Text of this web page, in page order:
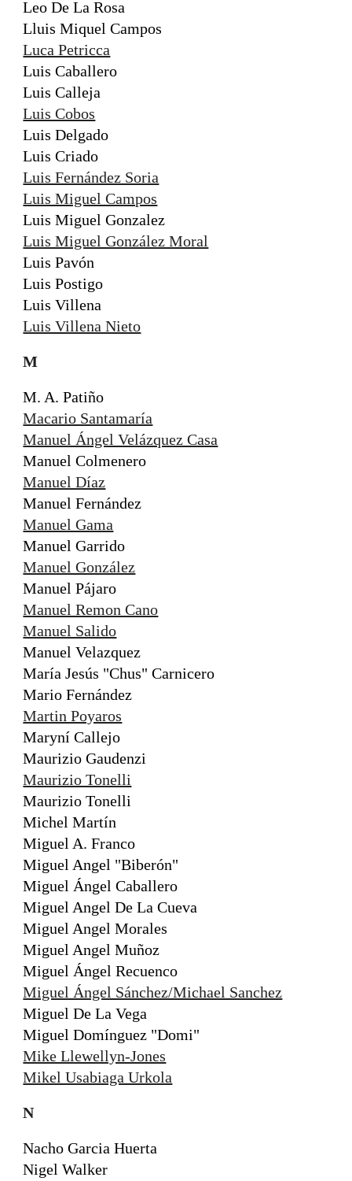
Leo De La Rosa
Lluis Miquel Campos
Luca Petricca
Luis Caballero
Luis Calleja
Luis Cobos
Luis Delgado
Luis Criado
Luis Fernández Soria
Luis Miguel Campos
Luis Miguel Gonzalez
Luis Miguel González Moral
Luis Pavón
Luis Postigo
Luis Villena
Luis Villena Nieto
M
M. A. Patiño
Macario Santamaría
Manuel Ángel Velázquez Casa
Manuel Colmenero
Manuel Díaz
Manuel Fernández
Manuel Gama
Manuel Garrido
Manuel González
Manuel Pájaro
Manuel Remon Cano
Manuel Salido
Manuel Velazquez
María Jesús "Chus" Carnicero
Mario Fernández
Martin Poyaros
Maryní Callejo
Maurizio Gaudenzi
Maurizio Tonelli
Maurizio Tonelli
Michel Martín
Miguel A. Franco
Miguel Angel "Biberón"
Miguel Ángel Caballero
Miguel Angel De La Cueva
Miguel Angel Morales
Miguel Angel Muñoz
Miguel Ángel Recuenco
Miguel Ángel Sánchez/Michael Sanchez
Miguel De La Vega
Miguel Domínguez "Domi"
Mike Llewellyn-Jones
Mikel Usabiaga Urkola
N
Nacho Garcia Huerta
Nigel Walker